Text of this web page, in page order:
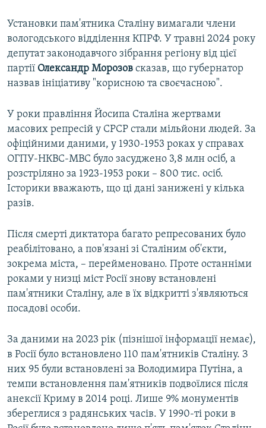
Установки пам'ятника Сталіну вимагали члени
вологодського відділення КПРФ. У травні 2024 року
депутат законодавчого зібрання регіону від цієї
партії Олександр Морозов сказав, що губернатор
назвав ініціативу "корисною та своєчасною".
У роки правління Йосипа Сталіна жертвами
масових репресій у СРСР стали мільйони людей. За
офіційними даними, у 1930-1953 роках у справах
ОГПУ-НКВС-МВС було засуджено 3,8 млн осіб, а
розстріляно за 1923-1953 роки – 800 тис. осіб.
Історики вважають, що ці дані занижені у кілька
разів.
Після смерті диктатора багато репресованих було
реабілітовано, а пов'язані зі Сталіним об'єкти,
зокрема міста, – перейменовано. Проте останніми
роками у низці міст Росії знову встановлені
пам'ятники Сталіну, але в їх відкритті з'являються
посадові особи.
За даними на 2023 рік (пізнішої інформації немає),
в Росії було встановлено 110 пам'ятників Сталіну. З
них 95 були встановлені за Володимира Путіна, а
темпи встановлення пам'ятників подвоїлися після
анексії Криму в 2014 році. Лише 9% монументів
збереглися з радянських часів. У 1990-ті роки в